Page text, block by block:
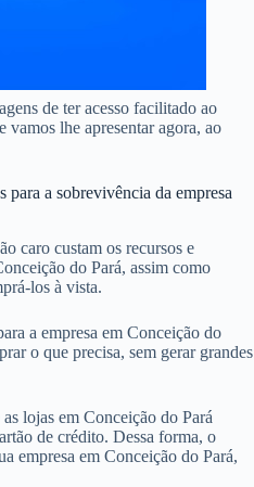
de ter acesso facilitado ao
vamos lhe apresentar agora, ao
para a sobrevivência da empresa
caro custam os recursos e
do Pará, assim como
los à vista.
a empresa em Conceição do
o que precisa, sem gerar grandes
lojas em Conceição do Pará
de crédito. Dessa forma, o
empresa em Conceição do Pará,